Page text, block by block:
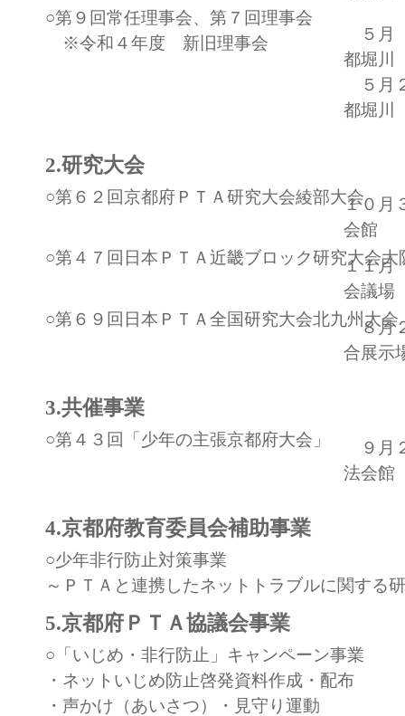
○第９回常任理事会、第７回理事会
※令和４年度 新旧理事会
５月
都堀川
５月
都堀川
2.研究大会
○第６２回京都府ＰＴＡ研究大会綾部大会１０月
会館
○第４７回日本ＰＴＡ近畿ブロック研究大会大
１１月
会議場
○第６９回日本ＰＴＡ全国研究大会北九州大会
８月２
合展示
3.共催事業
○第４３回「少年の主張京都府大会」
９月
法会館
4.京都府教育委員会補助事業
○少年非行防止対策事業
～ＰＴＡと連携したネットトラブルに関する
5.京都府ＰＴＡ協議会事業
○「いじめ・非行防止」キャンペーン事業
・ネットいじめ防止啓発資料作成・配布
・声かけ（あいさつ）・見守り運動